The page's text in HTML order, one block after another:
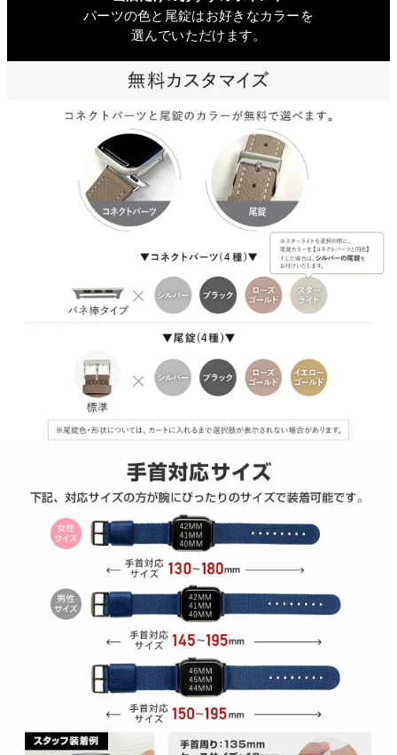
パーツの色と尾錠はお好きなカラーを
選んでいただけます。